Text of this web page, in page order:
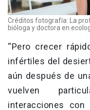
Créditos fotografía: La
bióloga y doctora en
“Pero crecer
infértiles del
aún después de
vuelven
interacciones con